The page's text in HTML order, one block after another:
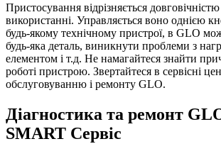
Пристосування відрізняється
використанні. Управляється воно однією
будь-якому технічному пристрої, в GLO
будь-яка деталь, виникнути проблеми з
елементом і т.д. Не намагайтеся знайти
роботі пристрою. Звертайтеся в сервісні
обслуговуванню і ремонту GLO.
Діагностика та ремонт
SMART Сервіс